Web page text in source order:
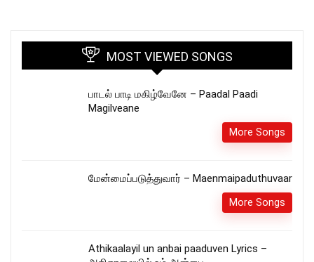
MOST VIEWED SONGS
பாடல் பாடி மகிழ்வேனே – Paadal Paadi
Magilveane
More Songs
மேன்மைப்படுத்துவார் – Maenmaipaduthuvaar
More Songs
Athikaalayil un anbai paaduven Lyrics –